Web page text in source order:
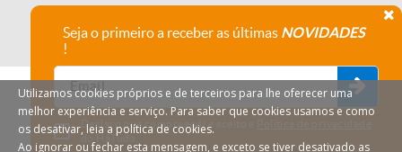
Seja o primeiro a receber as últimas NOVIDADES
!
Declaro que compreendi e aceito a Política de privacidade
do HáTudo.
Utilizamos cookies próprios e de terceiros para lhe oferecer uma
melhor experiência e serviço. Para saber que cookies usamos e como
os desativar, leia a política de cookies.
Ao ignorar ou fechar esta mensagem, e exceto se tiver desativado as